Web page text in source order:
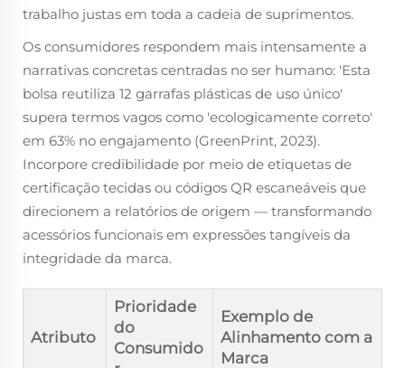
trabalho justas em toda a cadeia de suprimentos.
Os consumidores respondem mais intensamente a
narrativas concretas centradas no ser humano: 'Esta
bolsa reutiliza 12 garrafas plásticas de uso único'
supera termos vagos como 'ecologicamente correto'
em 63% no engajamento (GreenPrint, 2023).
Incorpore credibilidade por meio de etiquetas de
certificação tecidas ou códigos QR escaneáveis que
direcionem a relatórios de origem — transformando
acessórios funcionais em expressões tangíveis da
integridade da marca.
Atributo
Prioridade
do
Consumido
Exemplo de
Alinhamento com a
Marca